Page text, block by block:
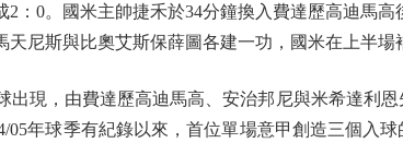
：0。國米主帥捷禾於34分鐘換入費達歷高迪馬
尼斯與比奧艾斯保薛圖各建一功，國米在上半場
，由費達歷高迪馬高、安治邦尼與米希達利恩
年球季有紀錄以來，首位單場意甲創造三個入